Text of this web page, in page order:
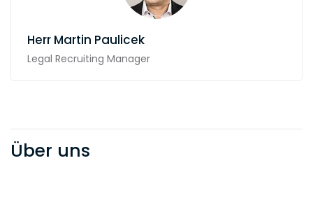
Herr Martin Paulicek
Legal Recruiting Manager
Über uns